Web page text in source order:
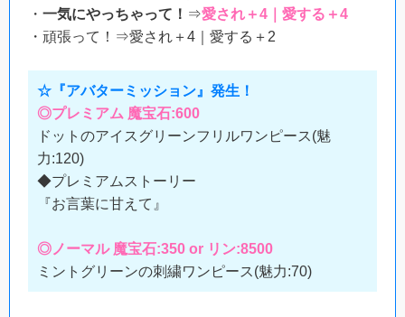
・ 一気にやっちゃって！ ⇒愛され＋4｜愛する＋4
・頑張って！⇒愛され＋4｜愛する＋2
☆『アバターミッション』発生！
◎プレミアム 魔宝石:600
ドットのアイスグリーンフリルワンピース(魅
力:120)
◆プレミアムストーリー
『お言葉に甘えて』
◎ノーマル 魔宝石:350 or リン:8500
ミントグリーンの刺繍ワンピース(魅力:70)